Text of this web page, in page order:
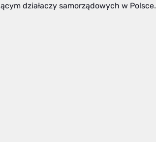
działaczy samorządowych w Polsce.